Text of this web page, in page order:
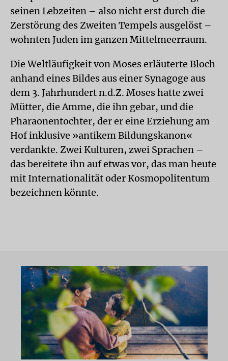
seinen Lebzeiten – also nicht erst durch die
Zerstörung des Zweiten Tempels ausgelöst –
wohnten Juden im ganzen Mittelmeerraum.
Die Weltläufigkeit von Moses erläuterte Bloch
anhand eines Bildes aus einer Synagoge aus
dem 3. Jahrhundert n.d.Z. Moses hatte zwei
Mütter, die Amme, die ihn gebar, und die
Pharaonentochter, der er eine Erziehung am
Hof inklusive »antikem Bildungskanon«
verdankte. Zwei Kulturen, zwei Sprachen –
das bereitete ihn auf etwas vor, das man heute
mit Internationalität oder Kosmopolitentum
bezeichnen könnte.